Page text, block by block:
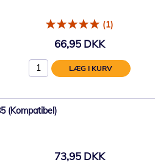
(1)
66,95 DKK
LÆG I KURV
(Kompatibel)
73,95 DKK